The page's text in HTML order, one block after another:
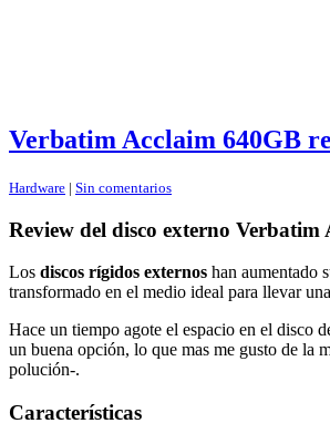
Verbatim Acclaim 640GB
Hardware | Sin comentarios
Review del disco externo Verbatim
Los discos rígidos externos han aumentado
transformado en el medio ideal para llevar
Hace un tiempo agote el espacio en el disco
un buena opción, lo que mas me gusto de la
polución-.
Características